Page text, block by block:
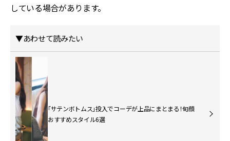
している場合があります。
▼あわせて読みたい
「サテンボトムス」投入でコーデが上品にまとまる！旬顔
おすすめスタイル6選